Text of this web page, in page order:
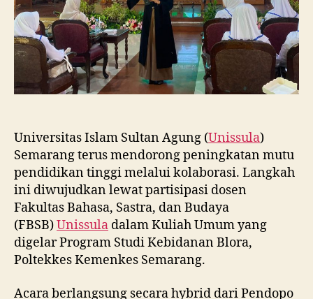
dan
Keterampilan
Public
Speaking
Universitas Islam Sultan Agung (Unissula)
Semarang terus mendorong peningkatan mutu
pendidikan tinggi melalui kolaborasi. Langkah
ini diwujudkan lewat partisipasi dosen
Fakultas Bahasa, Sastra, dan Budaya
(FBSB)Unissula dalam Kuliah Umum yang
digelar Program Studi Kebidanan Blora,
Poltekkes Kemenkes Semarang.
Acara berlangsung secara hybrid dari Pendopo